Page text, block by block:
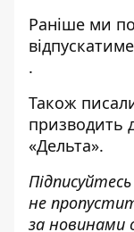
Раніше ми
.
Також
призводить
«Дельта».
не
за новинами